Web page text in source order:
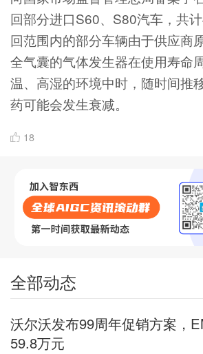
回部分进口S60、S80汽车，共
回范围内的部分车辆由于供应商
全气囊的气体发生器在使用寿命
温、高湿的环境中时，随时间推
药可能会发生衰减。
18
全部动态
沃尔沃发布99周年促销方案，
59.8万元